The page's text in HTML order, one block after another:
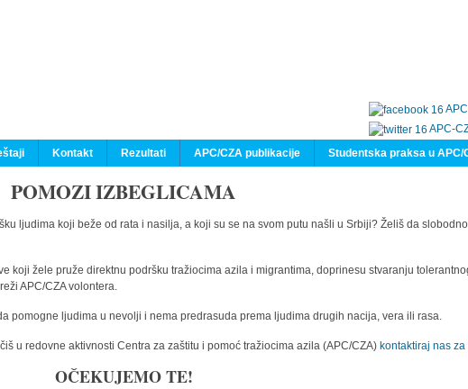
APC-
Kontakt Rezultati APC/CZA publikacije Studentska praksa u APC/
POMOZI IZBEGLICAMA
ljudima koji beže od rata i nasilja, a koji su se na svom putu našli u Srbiji? Želiš da
koji žele pruže direktnu podršku tražiocima azila i migrantima, doprinesu stvaranju
APC/CZA volontera.
pomogne ljudima u nevolji i nema predrasuda prema ljudima drugih nacija, vera ili rasa.
u redovne aktivnosti Centra za zaštitu i pomoć tražiocima azila (APC/CZA) kontaktiraj nas
OČEKUJEMO TE!